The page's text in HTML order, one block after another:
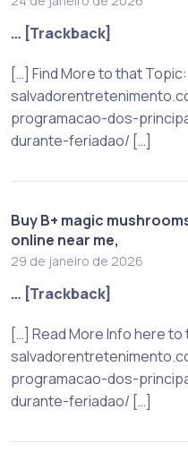
… [Trackback]
[…] Find More to that Topic:
programacao-dos-
durante-feriadao/ […]
Buy B+ magic
online near me,
29 de janeiro de 2026
… [Trackback]
[…] Read More Info here
programacao-dos-
durante-feriadao/ […]